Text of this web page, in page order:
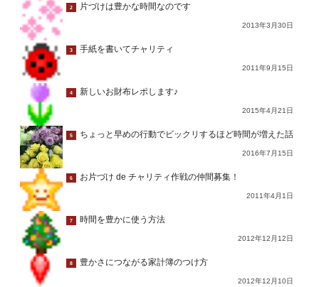
2 片づけは豊かな時間なのです
2013年3月30日
3 手紙を書いてチャリティ
2011年9月15日
4 新しいお財布レポします♪
2015年4月21日
5 ちょっと早めの行動でビックリするほど時間が増えた話
2016年7月15日
6 お片づけ de チャリティ作戦の仲間募集！
2011年4月1日
7 時間を豊かに使う方法
2012年12月12日
8 豊かさにつながる家計簿のつけ方
2012年12月10日